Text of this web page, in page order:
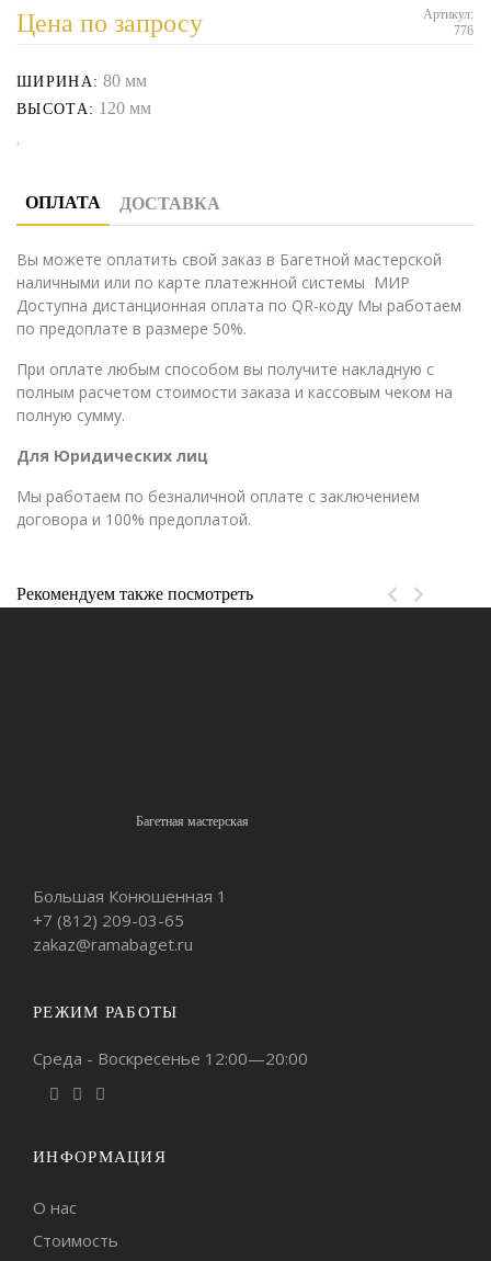
Цена по запросу
Артикул:
776
ШИРИНА: 80 мм
ВЫСОТА: 120 мм
ОПЛАТА ДОСТАВКА
Вы можете оплатить свой заказ в Багетной мастерской
наличными или по карте платежнной системы МИР
Доступна дистанционная оплата по QR-коду Мы работаем
по предоплате в размере 50%.
При оплате любым способом вы получите накладную с
полным расчетом стоимости заказа и кассовым чеком на
полную сумму.
Для Юридических лиц
Мы работаем по безналичной оплате с заключением
договора и 100% предоплатой.
Рекомендуем также посмотреть
Багетная мастерская
Большая Конюшенная 1
+7 (812) 209-03-65
zakaz@ramabaget.ru
РЕЖИМ РАБОТЫ
Среда - Воскресенье 12:00—20:00
ИНФОРМАЦИЯ
О нас
Стоимость